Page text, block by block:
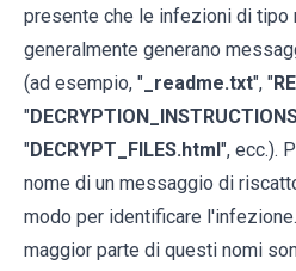
presente che le infezioni di tipo
generalmente generano
(ad esempio, " _readme.txt", "
"
"DECRYPT_FILES.html", ecc.).
nome di un messaggio di
modo per identificare
maggior parte di questi nomi